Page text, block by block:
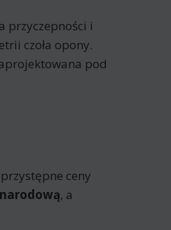
przyczepności i
czoła opony.
pod
ceny
, a